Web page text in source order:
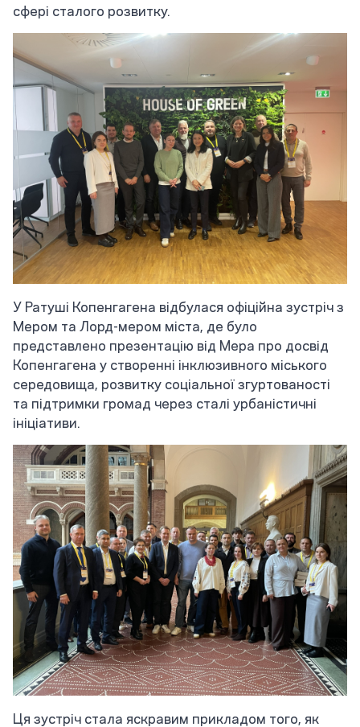
сфері сталого розвитку.
У Ратуші Копенгагена відбулася офіційна зустріч з
Мером та Лорд-мером міста, де було
представлено презентацію від Мера про досвід
Копенгагена у створенні інклюзивного міського
середовища, розвитку соціальної згуртованості
та підтримки громад через сталі урбаністичні
ініціативи.
Ця зустріч стала яскравим прикладом того, як